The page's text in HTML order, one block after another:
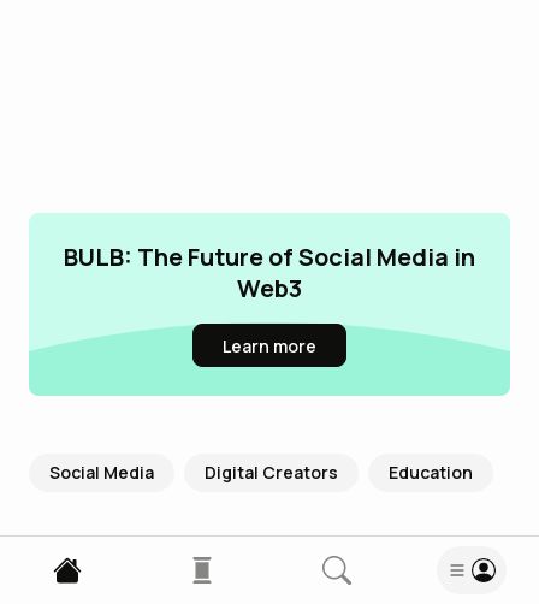
BULB: The Future of Social Media in
Web3
Learn more
Social Media Digital Creators Education
12 5 Meh